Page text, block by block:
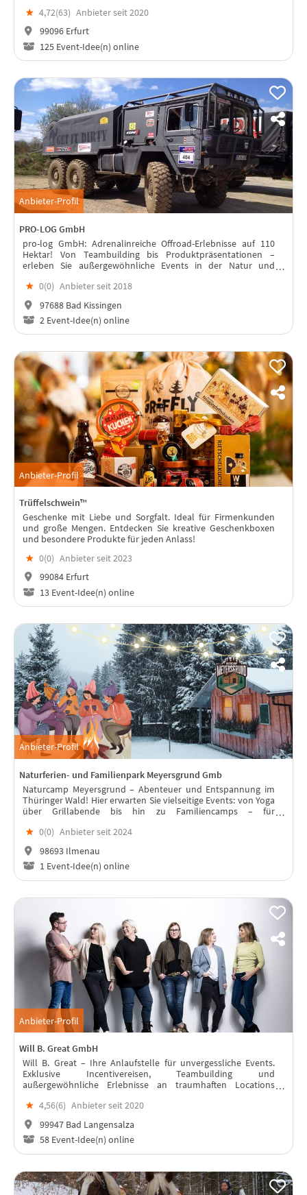
★ 4,72(63) Anbieter seit 2020
99096 Erfurt
125 Event-Idee(n) online
Anbieter-Profil
PRO-LOG GmbH
pro-log GmbH: Adrenalinreiche Offroad-Erlebnisse auf 110
Hektar! Von Teambuilding bis Produktpräsentationen –
erleben Sie außergewöhnliche Events in der Natur und
★ 0(0) Anbieter seit 2018
97688 Bad Kissingen
2 Event-Idee(n) online
Anbieter-Profil
Trüffelschwein™
Geschenke mit Liebe und Sorgfalt. Ideal für Firmenkunden
und große Mengen. Entdecken Sie kreative Geschenkboxen
und besondere Produkte für jeden Anlass!
★ 0(0) Anbieter seit 2023
99084 Erfurt
13 Event-Idee(n) online
Anbieter-Profil
Naturferien- und Familienpark Meyersgrund Gmb
Naturcamp Meyersgrund – Abenteuer und Entspannung im
Thüringer Wald! Hier erwarten Sie vielseitige Events: von Yoga
über Grillabende bis hin zu Familiencamps – für
★ 0(0) Anbieter seit 2024
98693 Ilmenau
1 Event-Idee(n) online
Anbieter-Profil
Will B. Great GmbH
Will B. Great – Ihre Anlaufstelle für unvergessliche Events.
Exklusive Incentivereisen, Teambuilding und
außergewöhnliche Erlebnisse an traumhaften Locations
★ 4,56(6) Anbieter seit 2020
99947 Bad Langensalza
58 Event-Idee(n) online